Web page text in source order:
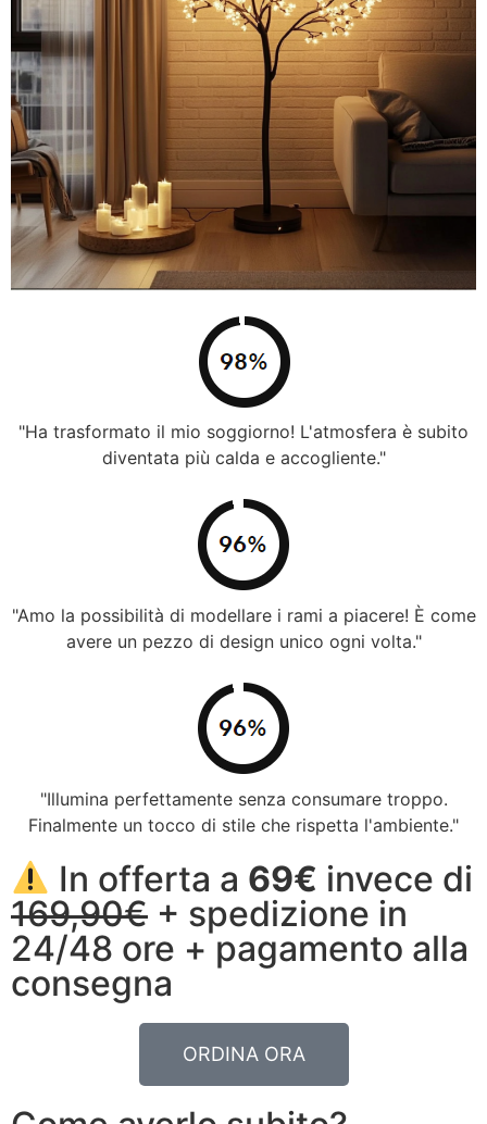
"Ha trasformato il mio soggiorno! L'atmosfera è subito
diventata più calda e accogliente."
"Amo la possibilità di modellare i rami a piacere! È come
avere un pezzo di design unico ogni volta."
"Illumina perfettamente senza consumare troppo.
Finalmente un tocco di stile che rispetta l'ambiente."
In offerta a 69€ invece di
169,90€ + spedizione in
24/48 ore + pagamento alla
consegna
ORDINA ORA